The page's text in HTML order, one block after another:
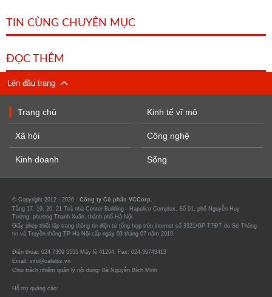
TIN CÙNG CHUYÊN MỤC
ĐỌC THÊM
Lên đầu trang
Trang chủ
Xã hội
Kinh doanh
Kinh tế vĩ mô
Công nghệ
Sống
© Copyright 2012 - 2026 - Công ty Cổ phần VCCorp.
Tầng 17, 19, 20, 21 Toà nhà Center Building - Hapulico Complex, Số 01, phố Nguyễn Huy
Tưởng, phường Thanh Xuân, thành phố Hà Nội
Giấy phép thiết lập trang thông tin điện tử tổng hợp trên internet số 3321/GP-TTĐT do Sở Thông
tin và Truyền thông TP Hà Nội cấp ngày 03 tháng 07 năm 2019.
Điện thoại: 024 7309 5555 Máy lẻ 41294. Fax: 024-39743413
Email: info@cafebiz.vn
Chịu trách nhiệm quản lý nội dung: Bà Nguyễn Bích Minh
Hỗ trợ quảng cáo: